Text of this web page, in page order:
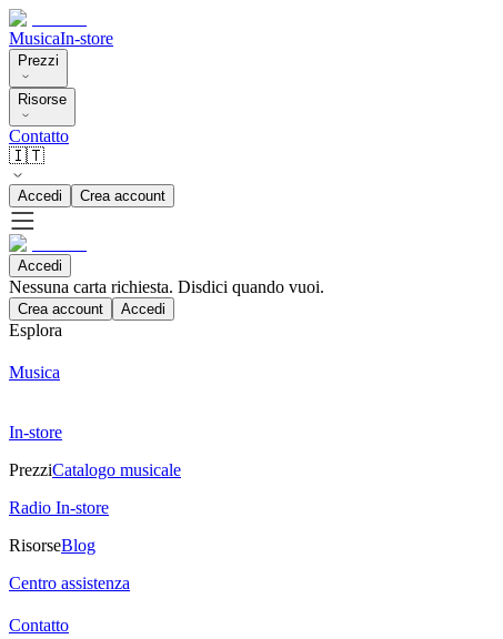
MusicaIn-store
Prezzi
Risorse
Contatto
🇮🇹
Accedi Crea account
Accedi
Nessuna carta richiesta. Disdici quando vuoi.
Crea account Accedi
Esplora
Musica
In-store
PrezziCatalogo musicale
Radio In-store
RisorseBlog
Centro assistenza
Contatto